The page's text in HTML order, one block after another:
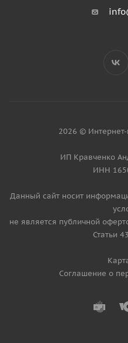
2026 ©
ИП Кравченко
ИНН
Данный сайт носит
не является публичной
Статьи
Соглашение о